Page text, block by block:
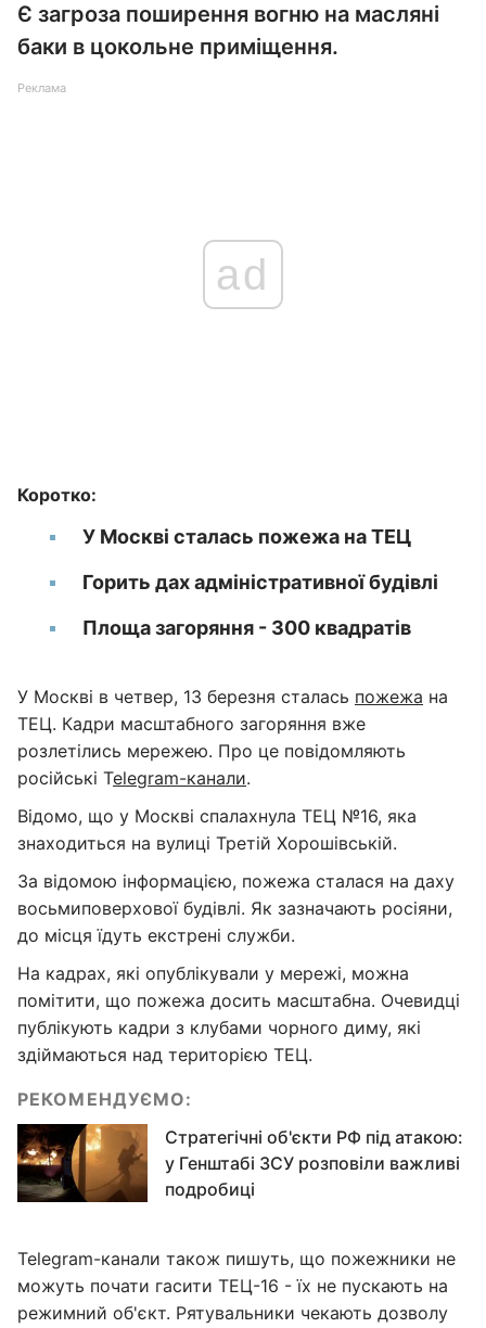
Є загроза поширення вогню на масляні
баки в цокольне приміщення.
Реклама
ad
Коротко:
У Москві сталась пожежа на ТЕЦ
Горить дах адміністративної будівлі
Площа загоряння - 300 квадратів
У Москві в четвер, 13 березня сталась пожежа на
ТЕЦ. Кадри масштабного загоряння вже
розлетілись мережею. Про це повідомляють
російські Telegram-канали.
Відомо, що у Москві спалахнула ТЕЦ №16, яка
знаходиться на вулиці Третій Хорошівській.
За відомою інформацією, пожежа сталася на даху
восьмиповерхової будівлі. Як зазначають росіяни,
до місця їдуть екстрені служби.
На кадрах, які опублікували у мережі, можна
помітити, що пожежа досить масштабна. Очевидці
публікують кадри з клубами чорного диму, які
здіймаються над територією ТЕЦ.
РЕКОМЕНДУЄМО:
Стратегічні об'єкти РФ під атакою:
у Генштабі ЗСУ розповіли важливі
подробиці
Telegram-канали також пишуть, що пожежники не
можуть почати гасити ТЕЦ-16 - їх не пускають на
режимний об'єкт. Рятувальники чекають дозволу